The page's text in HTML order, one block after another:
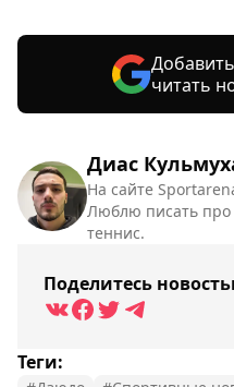
Диас
На сайте
Люблю писать
теннис.
Поделитесь
Теги:
читать